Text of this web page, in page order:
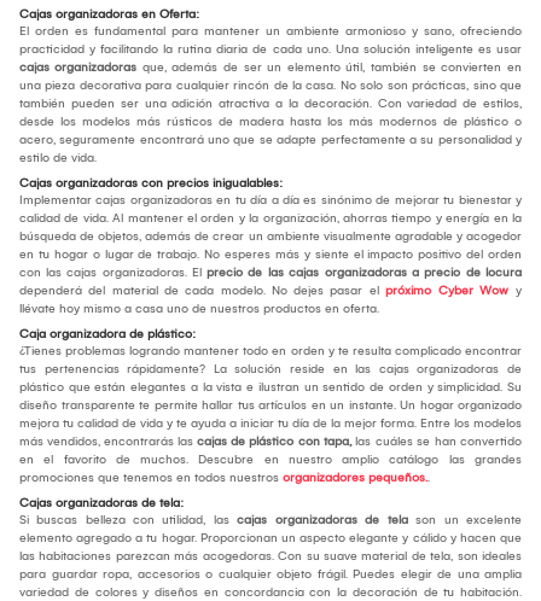
Cajas organizadoras en Oferta:
El orden es fundamental para mantener un ambiente armonioso y sano, ofreciendo
practicidad y facilitando la rutina diaria de cada uno. Una solución inteligente es usar
cajas organizadoras que, además de ser un elemento útil, también se convierten en
una pieza decorativa para cualquier rincón de la casa. No solo son prácticas, sino que
también pueden ser una adición atractiva a la decoración. Con variedad de estilos,
desde los modelos más rústicos de madera hasta los más modernos de plástico o
acero, seguramente encontrará uno que se adapte perfectamente a su personalidad y
estilo de vida.
Cajas organizadoras con precios inigualables:
Implementar cajas organizadoras en tu día a día es sinónimo de mejorar tu bienestar y
calidad de vida. Al mantener el orden y la organización, ahorras tiempo y energía en la
búsqueda de objetos, además de crear un ambiente visualmente agradable y acogedor
en tu hogar o lugar de trabajo. No esperes más y siente el impacto positivo del orden
con las cajas organizadoras. El precio de las cajas organizadoras a precio de locura
dependerá del material de cada modelo. No dejes pasar el próximo Cyber Wow y
llévate hoy mismo a casa uno de nuestros productos en oferta.
Caja organizadora de plástico:
¿Tienes problemas logrando mantener todo en orden y te resulta complicado encontrar
tus pertenencias rápidamente? La solución reside en las cajas organizadoras de
plástico que están elegantes a la vista e ilustran un sentido de orden y simplicidad. Su
diseño transparente te permite hallar tus artículos en un instante. Un hogar organizado
mejora tu calidad de vida y te ayuda a iniciar tu día de la mejor forma. Entre los modelos
más vendidos, encontrarás las cajas de plástico con tapa,las cuáles se han convertido
en el favorito de muchos. Descubre en nuestro amplio catálogo las grandes
promociones que tenemos en todos nuestros organizadores pequeños..
Cajas organizadoras de tela:
Si buscas belleza con utilidad, las cajas organizadoras de tela son un excelente
elemento agregado a tu hogar. Proporcionan un aspecto elegante y cálido y hacen que
las habitaciones parezcan más acogedoras. Con su suave material de tela, son ideales
para guardar ropa, accesorios o cualquier objeto frágil. Puedes elegir de una amplia
variedad de colores y diseños en concordancia con la decoración de tu habitación.